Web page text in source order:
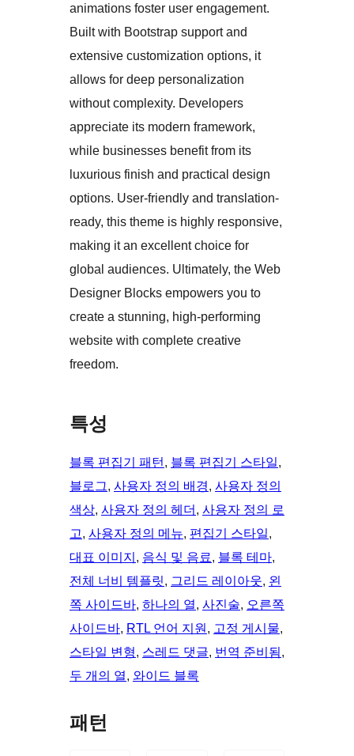
animations foster user engagement.
Built with Bootstrap support and
extensive customization options, it
allows for deep personalization
without complexity. Developers
appreciate its modern framework,
while businesses benefit from its
luxurious finish and practical design
options. User-friendly and translation-
ready, this theme is highly responsive,
making it an excellent choice for
global audiences. Ultimately, the Web
Designer Blocks empowers you to
create a stunning, high-performing
website with complete creative
freedom.
특성
블록 편집기 패턴 , 블록 편집기 스타일
블로그, 사용자 정의 배경, 사용자 정의
색상, 사용자 정의 헤더 , 사용자 정의 로
고, 사용자 정의 메뉴, 편집기 스타일
대표 이미지 , 음식 및 음료, 블록 테마
전체 너비 템플릿, 그리드 레이아웃, 왼
쪽 사이드바, 하나의 열, 사진술, 오른쪽
사이드바, RTL 언어 지원 , 고정 게시물
스타일 변형, 스레드 댓글, 번역 준비됨
두 개의 열, 와이드 블록
패턴